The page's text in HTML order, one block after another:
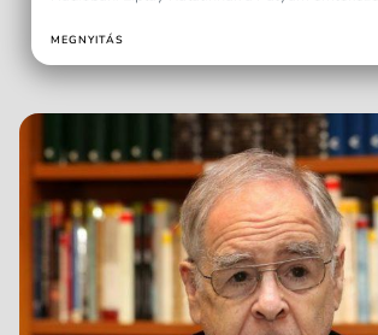
MEGNYITÁS